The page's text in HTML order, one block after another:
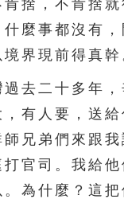
捨，不肯捨就
麼事都沒有，
界現前得真幹
二十多年，
有人要，送
兄弟們來跟我
官司。我給他
為什麼？這